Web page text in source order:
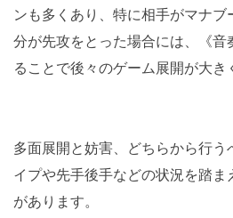
ンも多くあり、特に相手がマナ
分が先攻をとった場合には、《音
ることで後々のゲーム展開が大き
多面展開と妨害、どちらから行う
イプや先手後手などの状況を踏
があります。